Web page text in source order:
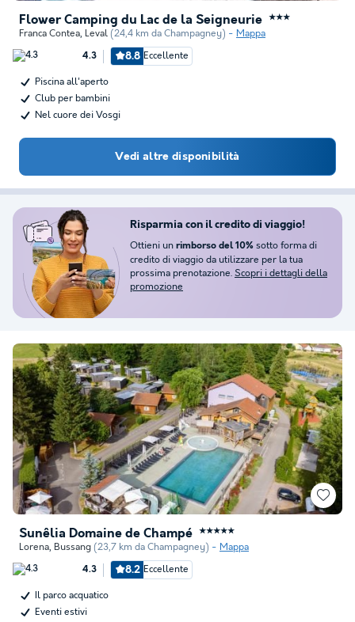
Flower Camping du Lac de la Seigneurie ★★★
Franca Contea, Leval (24,4 km da Champagney) Mappa
4.3 8.8 Eccellente
Piscina all'aperto
Club per bambini
Nel cuore dei Vosgi
Vedi altre disponibilità
Sunêlia Domaine de Champé ★★★★★
Lorena, Bussang (23,7 km da Champagney) Mappa
4.3 8.2 Eccellente
Il parco acquatico
Eventi estivi
Risparmia con il credito di viaggio!
Ottieni un rimborso del 10% sotto forma di
credito di viaggio da utilizzare per la tua
prossima prenotazione. Scopri i dettagli della
promozione